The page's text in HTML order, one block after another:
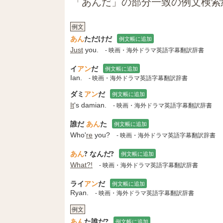
例文
あんただけだ 例文帳に追加
Just you. - 映画・海外ドラマ英語字幕翻訳辞書
イアンだ 例文帳に追加
Ian. - 映画・海外ドラマ英語字幕翻訳辞書
ダミ アンだ 例文帳に追加
It's damian. - 映画・海外ドラマ英語字幕翻訳辞書
誰だあんた 例文帳に追加
Who're you? - 映画・海外ドラマ英語字幕翻訳辞書
あん? なんだ? 例文帳に追加
What?! - 映画・海外ドラマ英語字幕翻訳辞書
ライアンだ 例文帳に追加
Ryan. - 映画・海外ドラマ英語字幕翻訳辞書
例文
例文帳に追加